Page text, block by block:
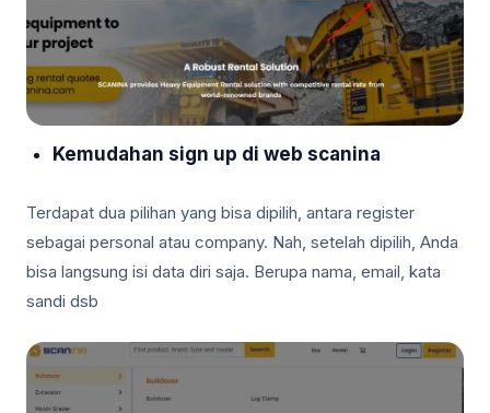
Kemudahan sign up di web scanina
Terdapat dua pilihan yang bisa dipilih, antara register
sebagai personal atau company. Nah, setelah dipilih, Anda
bisa langsung isi data diri saja. Berupa nama, email, kata
sandi dsb